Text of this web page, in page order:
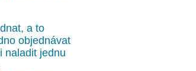
a to
objednávat
naladit jednu